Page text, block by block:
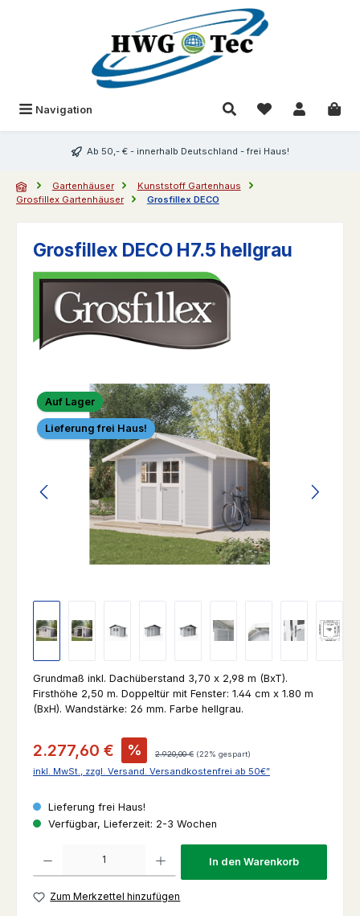
Navigation Du hast 0
Ab 50,- € - innerhalb Deutschland - frei Haus!
Gartenhäuser
Kunststoff Gartenhaus
Grosfillex Gartenhäuser
Grosfillex DECO
Grosfillex DECO H7.5 hellgrau
Bildergalerie überspringen
Auf Lager
Lieferung frei Haus!
Grundmaß inkl. Dachüberstand 3,70 x 2,98 m (BxT).
Firsthöhe 2,50 m. Doppeltür mit Fenster: 1.44 cm x 1.80 m
(BxH). Wandstärke: 26 mm. Farbe hellgrau.
Verkaufspreis:
2.277,60 € % Regulärer Preis:
2.920,00 € (22% gespart)
inkl. MwSt., zzgl. Versand. Versandkostenfrei ab 50€”
Lieferung frei Haus!
Verfügbar, Lieferzeit: 2-3 Wochen
Produkt Anzahl: Gib den gewünschten Wert ein oder benutze die
In den Warenkorb
Zum Merkzettel hinzufügen